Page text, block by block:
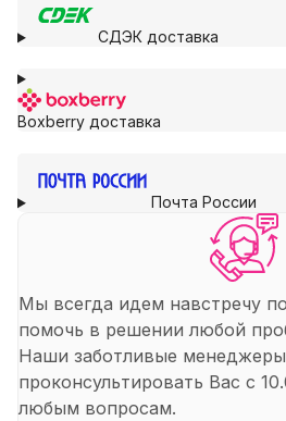
СДЭК доставка
Boxberry доставка
Почта России
Мы всегда идем навстречу
помочь в решении любой
Наши заботливые
проконсультировать Вас с
любым вопросам.